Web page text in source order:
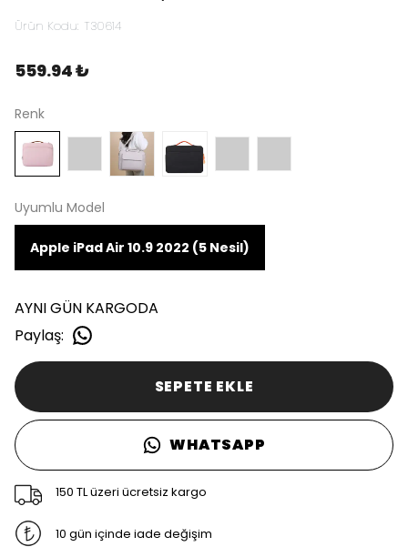
Ürün Kodu: T30614
559.94 ₺
Renk
Uyumlu Model
Apple iPad Air 10.9 2022 (5 Nesil)
AYNI GÜN KARGODA
Paylaş:
SEPETE EKLE
WHATSAPP
150 TL üzeri ücretsiz kargo
10 gün içinde iade değişim